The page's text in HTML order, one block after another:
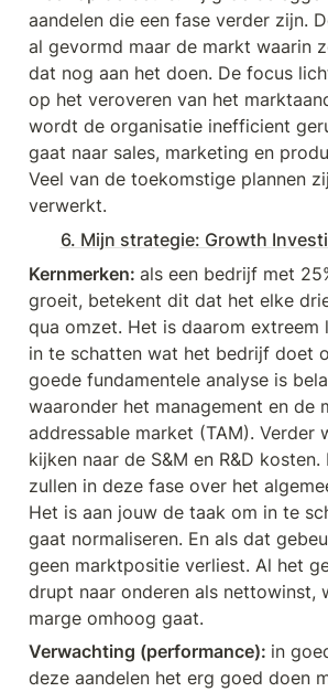
aandelen die een fase verder zijn.
al gevormd maar de markt waarin
dat nog aan het doen. De focus
op het veroveren van het
wordt de organisatie inefficient
gaat naar sales, marketing en
Veel van de toekomstige plannen
verwerkt.
6. Mijn strategie: Growth
Kernmerken: als een bedrijf met
groeit, betekent dit dat het elke
qua omzet. Het is daarom extreem
in te schatten wat het bedrijf doet
goede fundamentele analyse is
waaronder het management en de
addressable market (TAM). Verder
kijken naar de S&M en R&D
zullen in deze fase over het
Het is aan jouw de taak om in te
gaat normaliseren. En als dat
geen marktpositie verliest. Al het
drupt naar onderen als nettowinst,
marge omhoog gaat.
Verwachting (performance): in
deze aandelen het erg goed doen